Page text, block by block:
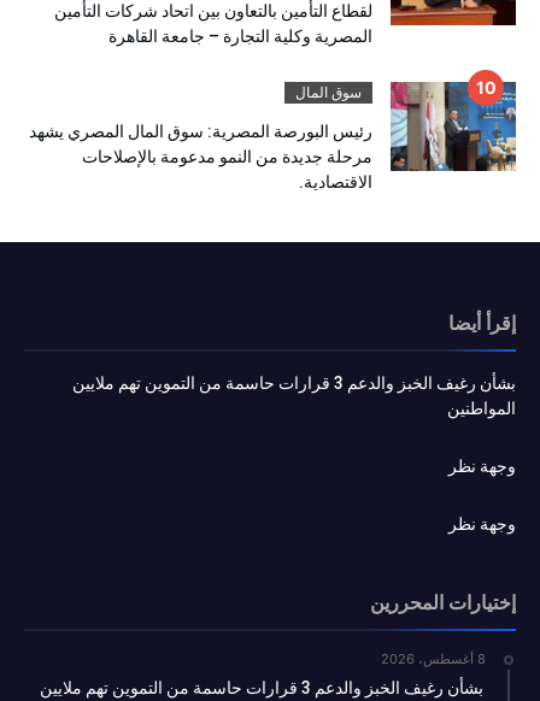
لقطاع التأمين بالتعاون بين اتحاد شركات التأمين
المصرية وكلية التجارة – جامعة القاهرة
سوق المال
رئيس البورصة المصرية: سوق المال المصري يشهد
مرحلة جديدة من النمو مدعومة بالإصلاحات
الاقتصادية.
إقرأ أيضا
بشأن رغيف الخبز والدعم 3 قرارات حاسمة من التموين تهم ملايين
المواطنين
وجهة نظر
وجهة نظر
إختيارات المحررين
8 أغسطس، 2026
بشأن رغيف الخبز والدعم 3 قرارات حاسمة من التموين تهم ملايين